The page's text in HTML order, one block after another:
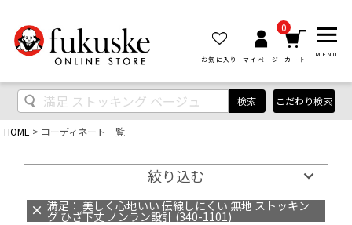
お気に入り マイページ
0
カート
MENU
検索 こだわり検索
HOME コーディネート一覧
絞り込む
満足： 美しく心地いい 伝線しにくい 無地 ストッキン
グ ひざ下丈 ノンラン設計 (340-1101)